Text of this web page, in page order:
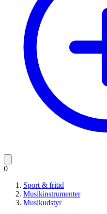
0
Sport & fritid
Musikinstrumenter
Musikudstyr